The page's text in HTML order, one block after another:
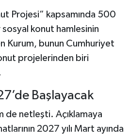
Projesi” kapsamında 500
konut hamlesinin
Kurum, bunun Cumhuriyet
projelerinden biri
Başlayacak
de netleşti. Açıklamaya
2027 yılı Mart ayında